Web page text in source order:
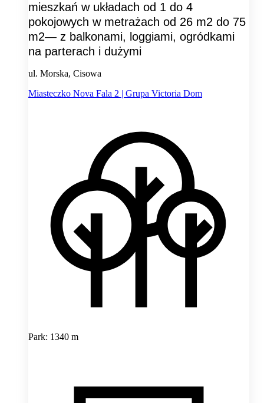
mieszkań w układach od 1 do 4
pokojowych w metrażach od 26 m2 do 75
m2— z balkonami, loggiami, ogródkami
na parterach i dużymi
ul. Morska, Cisowa
Miasteczko Nova Fala 2 | Grupa Victoria Dom
Park: 1340 m